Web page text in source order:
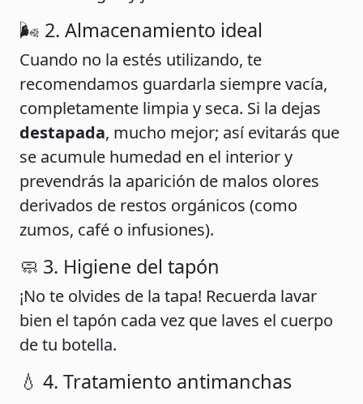
🌬️ 2. Almacenamiento ideal
Cuando no la estés utilizando, te
recomendamos guardarla siempre vacía,
completamente limpia y seca. Si la dejas
destapada, mucho mejor; así evitarás que
se acumule humedad en el interior y
prevendrás la aparición de malos olores
derivados de restos orgánicos (como
zumos, café o infusiones).
🧼 3. Higiene del tapón
¡No te olvides de la tapa! Recuerda lavar
bien el tapón cada vez que laves el cuerpo
de tu botella.
💧 4. Tratamiento antimanchas